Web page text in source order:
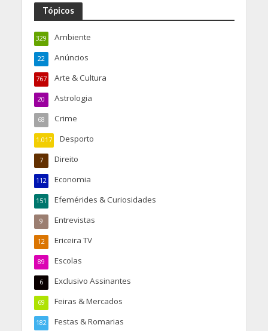
Tópicos
Ambiente
329
Anúncios
22
Arte & Cultura
767
Astrologia
20
Crime
68
Desporto
1.017
Direito
7
Economia
112
Efemérides & Curiosidades
151
Entrevistas
9
Ericeira TV
12
Escolas
89
Exclusivo Assinantes
6
Feiras & Mercados
69
Festas & Romarias
182